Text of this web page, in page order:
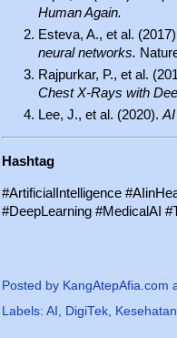
Human Again.
Esteva, A., et al.
neural networks.
Rajpurkar, P., et al.
Chest X-Rays with
Lee, J., et al. (2020).
Hashtag
#ArtificialIntelligence
#DeepLearning #MedicalAI
Posted by KangAtepAfia.com
Labels: AI , DigiTek, Kesehatan